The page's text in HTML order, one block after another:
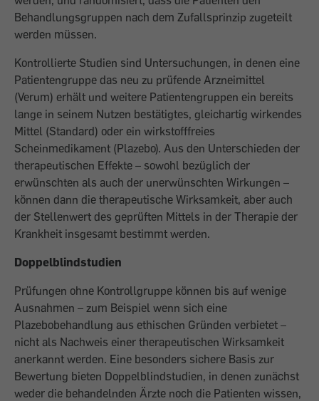
Behandlungsgruppen nach dem Zufallsprinzip zugeteilt
werden müssen.
Kontrollierte Studien sind Untersuchungen, in denen eine
Patientengruppe das neu zu prüfende Arzneimittel
(Verum) erhält und weitere Patientengruppen ein bereits
lange in seinem Nutzen bestätigtes, gleichartig wirkendes
Mittel (Standard) oder ein wirkstofffreies
Scheinmedikament (Plazebo). Aus den Unterschieden der
therapeutischen Effekte – sowohl bezüglich der
erwünschten als auch der unerwünschten Wirkungen –
können dann die therapeutische Wirksamkeit, aber auch
der Stellenwert des geprüften Mittels in der Therapie der
Krankheit insgesamt bestimmt werden.
Doppelblindstudien
Prüfungen ohne Kontrollgruppe können bis auf wenige
Ausnahmen – zum Beispiel wenn sich eine
Plazebobehandlung aus ethischen Gründen verbietet –
nicht als Nachweis einer therapeutischen Wirksamkeit
anerkannt werden. Eine besonders sichere Basis zur
Bewertung bieten Doppelblindstudien, in denen zunächst
weder die behandelnden Ärzte noch die Patienten wissen,